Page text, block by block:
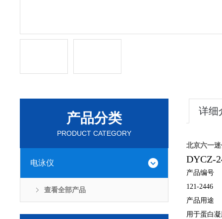
产品分类
PRODUCT CATEGORY
电泳仪
查看全部产品
详细
北京六一
DYCZ-
产品编号
121-2446
产品用途
用于蛋白